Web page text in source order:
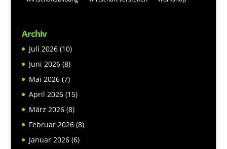
Archiv
Juli 2026(10)
Juni 2026(8)
Mai 2026(7)
April 2026(15)
März 2026(8)
Februar 2026(8)
Januar 2026(6)